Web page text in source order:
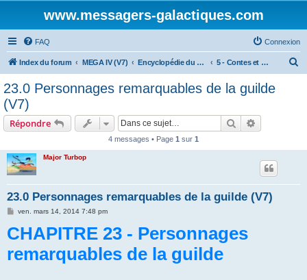
www.messagers-galactiques.com
FAQ Connexion
Index du forum MEGA IV (V7) Encyclopédie du Messager Galactique (V7) 5 - Contes et Légendes du Continuum
23.0 Personnages remarquables de la guilde
(V7)
Répondre Rechercher
4 messages • Page 1 sur 1
Major Turbop
23.0 Personnages remarquables de la guilde (V7)
M
s
s
g
e
ven. mars 14, 2014 7:48 pm
CHAPITRE 23 - Personnages
remarquables de la guilde